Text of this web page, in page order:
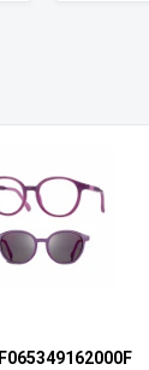
F065349162000F